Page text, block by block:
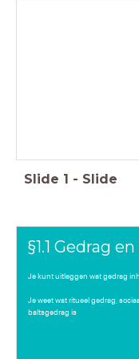
Slide 1 - Slide
§1.1 Gedrag
Je kunt uitleggen wat gedrag
Je weet wat ritueel gedrag,
baltsgedrag is